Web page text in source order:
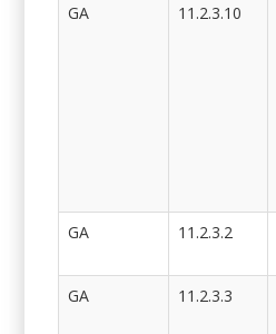
GA
11.2.3.10
GA
11.2.3.2
GA
11.2.3.3